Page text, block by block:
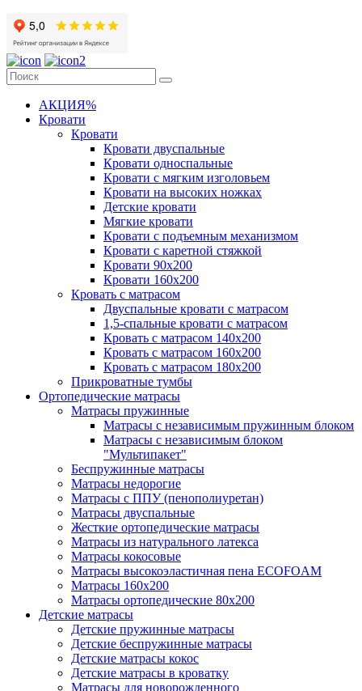
АКЦИЯ%
Кровати
Кровати
Кровати двуспальные
Кровати односпальные
Кровати с мягким изголовьем
Кровати на высоких ножках
Детские кровати
Мягкие кровати
Кровати с подъемным механизмом
Кровати с каретной стяжкой
Кровати 90х200
Кровати 160х200
Кровать с матрасом
Двуспальные кровати с матрасом
1,5-спальные кровати с матрасом
Кровать с матрасом 140х200
Кровать с матрасом 160х200
Кровать с матрасом 180х200
Прикроватные тумбы
Ортопедические матрасы
Матрасы пружинные
Матрасы с независимым пружинным блоком
Матрасы с независимым блоком
"Мультипакет"
Беспружинные матрасы
Матрасы недорогие
Матрасы с ППУ (пенополиуретан)
Матрасы двуспальные
Жесткие ортопедические матрасы
Матрасы из натурального латекса
Матрасы кокосовые
Матрасы высокоэластичная пена ECOFOAM
Матрасы 160х200
Матрасы ортопедические 80х200
Детские матрасы
Детские пружинные матрасы
Детские беспружинные матрасы
Детские матрасы кокос
Детские матрасы в кроватку
Матрасы для новорожденного